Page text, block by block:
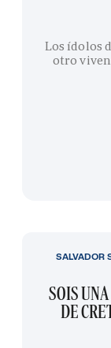
Los ídolos
otro viven
SOIS
DE
SALVADOR